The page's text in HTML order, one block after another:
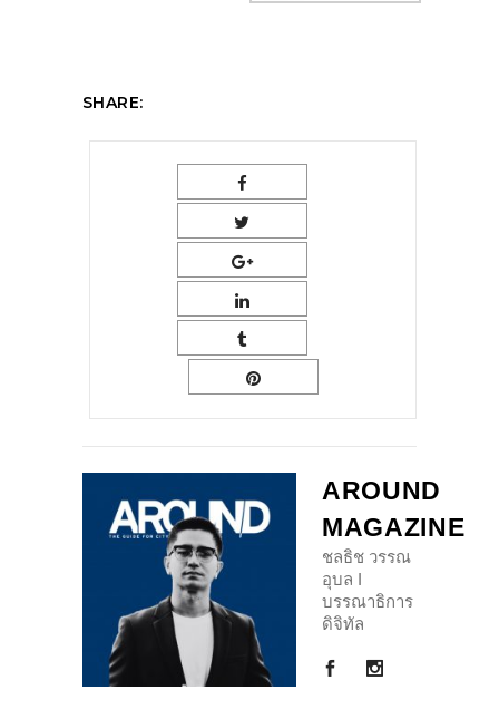
SHARE:
AROUND
MAGAZINE
ชลธิช วรรณ
อุบล I
บรรณาธิการ
ดิจิทัล